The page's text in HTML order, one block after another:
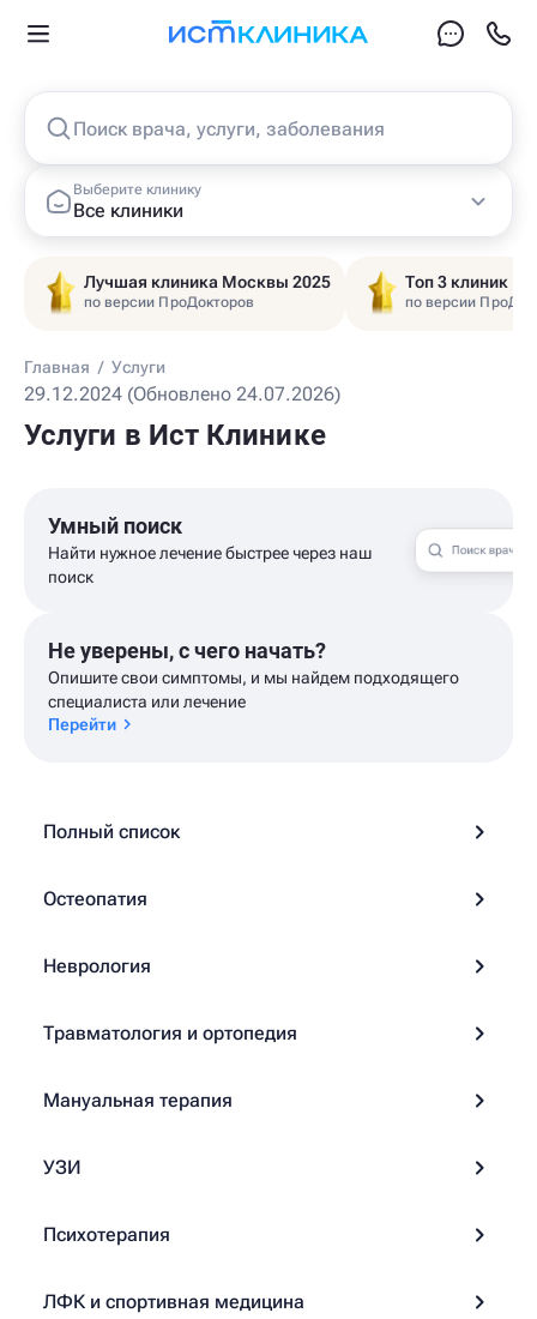
Поиск врача, услуги, заболевания
Выберите клинику
Все клиники
Лучшая клиника Москвы 2025
по версии ПроДокторов
Топ 3 клиник
по версии
Главная / Услуги
29.12.2024 (Обновлено 24.07.2026)
Услуги в Ист Клинике
Умный поиск
Найти нужное лечение быстрее через наш
поиск
Не уверены, с чего начать?
Опишите свои симптомы, и мы найдем подходящего
специалиста или лечение
Перейти
Полный список
Остеопатия
Неврология
Травматология и ортопедия
Мануальная терапия
УЗИ
Психотерапия
ЛФК и спортивная медицина